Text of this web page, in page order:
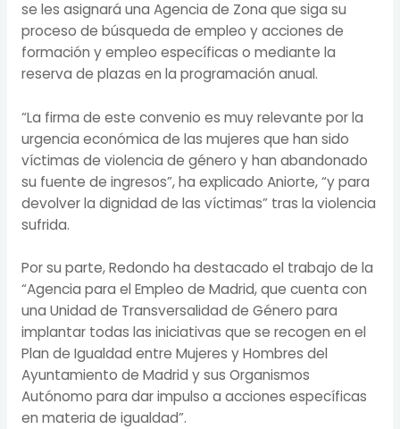
se les asignará una Agencia de Zona que siga su
proceso de búsqueda de empleo y acciones de
formación y empleo específicas o mediante la
reserva de plazas en la programación anual.
“La firma de este convenio es muy relevante por la
urgencia económica de las mujeres que han sido
víctimas de violencia de género y han abandonado
su fuente de ingresos”, ha explicado Aniorte, “y para
devolver la dignidad de las víctimas” tras la violencia
sufrida.
Por su parte, Redondo ha destacado el trabajo de la
“Agencia para el Empleo de Madrid, que cuenta con
una Unidad de Transversalidad de Género para
implantar todas las iniciativas que se recogen en el
Plan de Igualdad entre Mujeres y Hombres del
Ayuntamiento de Madrid y sus Organismos
Autónomo para dar impulso a acciones específicas
en materia de igualdad”.